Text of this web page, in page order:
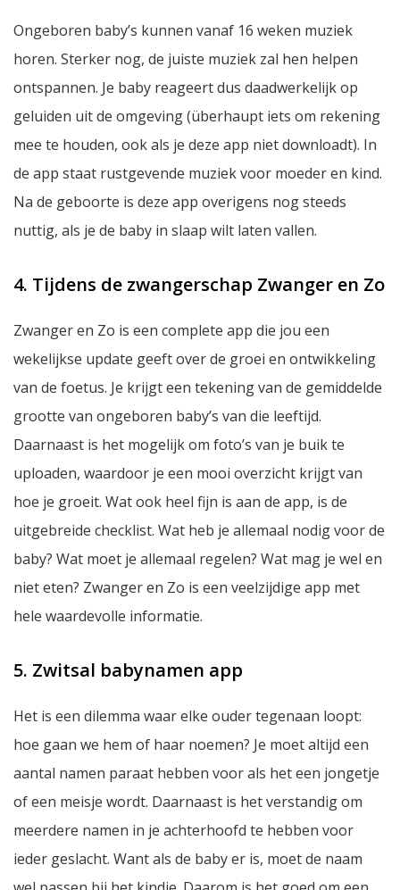
Ongeboren baby’s kunnen vanaf 16 weken muziek
horen. Sterker nog, de juiste muziek zal hen helpen
ontspannen. Je baby reageert dus daadwerkelijk op
geluiden uit de omgeving (überhaupt iets om rekening
mee te houden, ook als je deze app niet downloadt). In
de app staat rustgevende muziek voor moeder en kind.
Na de geboorte is deze app overigens nog steeds
nuttig, als je de baby in slaap wilt laten vallen.
4. Tijdens de zwangerschap Zwanger en Zo
Zwanger en Zo is een complete app die jou een
wekelijkse update geeft over de groei en ontwikkeling
van de foetus. Je krijgt een tekening van de gemiddelde
grootte van ongeboren baby’s van die leeftijd.
Daarnaast is het mogelijk om foto’s van je buik te
uploaden, waardoor je een mooi overzicht krijgt van
hoe je groeit. Wat ook heel fijn is aan de app, is de
uitgebreide checklist. Wat heb je allemaal nodig voor de
baby? Wat moet je allemaal regelen? Wat mag je wel en
niet eten? Zwanger en Zo is een veelzijdige app met
hele waardevolle informatie.
5. Zwitsal babynamen app
Het is een dilemma waar elke ouder tegenaan loopt:
hoe gaan we hem of haar noemen? Je moet altijd een
aantal namen paraat hebben voor als het een jongetje
of een meisje wordt. Daarnaast is het verstandig om
meerdere namen in je achterhoofd te hebben voor
ieder geslacht. Want als de baby er is, moet de naam